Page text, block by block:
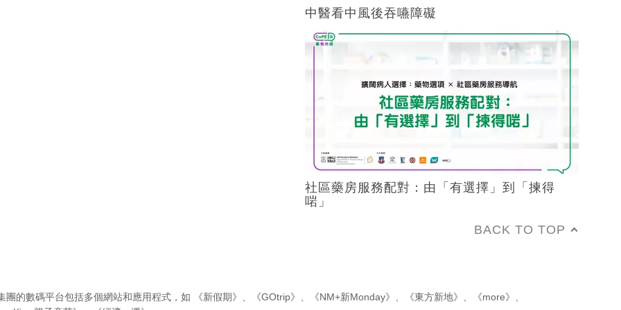
中醫看中風後吞嚥障礙
社區藥房服務配對：由「有選擇」到「揀得
啱」
BACK TO TOP
團的數碼平台包括多個網站和應用程式，如 《新假期》 、 《GOtrip》 、 《NM+新Monday》 、 《東方新地》 、 《more》 、